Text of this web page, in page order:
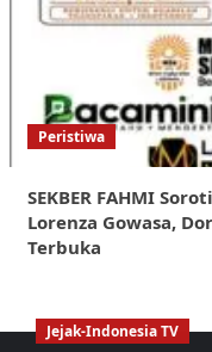
Peristiwa
SEKBER FAHMI
Lorenza Gowasa,
Terbuka
Jejak-Indonesia TV